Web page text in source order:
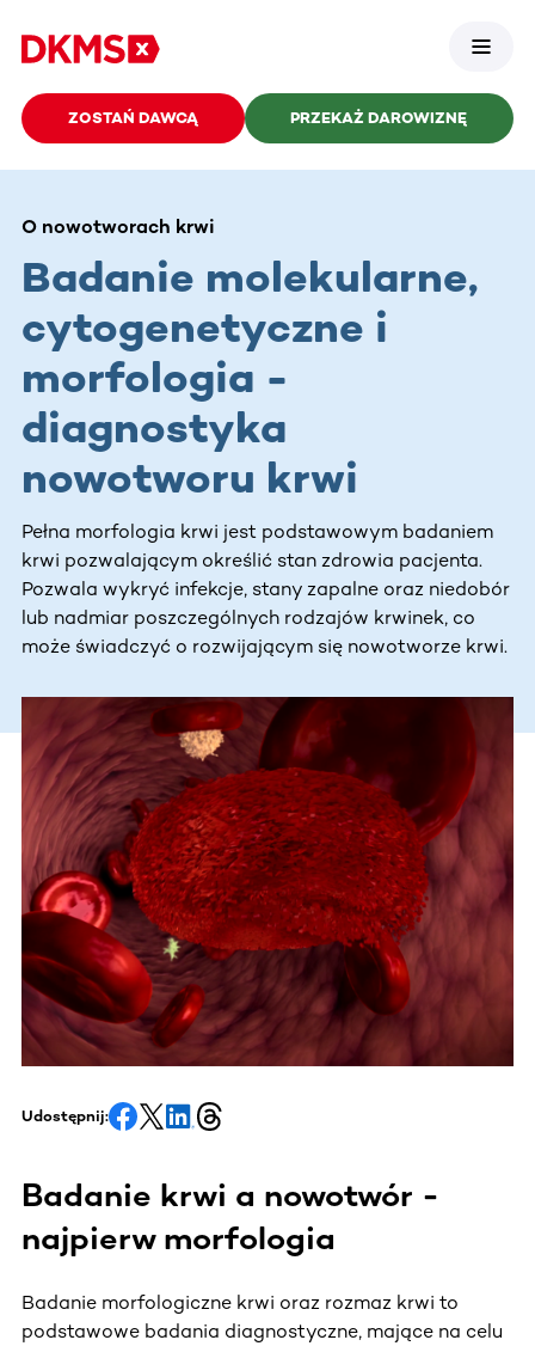
ZOSTAŃ DAWCĄ PRZEKAŻ DAROWIZNĘ
O nowotworach krwi
Badanie molekularne,
cytogenetyczne i
morfologia -
diagnostyka
nowotworu krwi
Pełna morfologia krwi jest podstawowym badaniem
krwi pozwalającym określić stan zdrowia pacjenta.
Pozwala wykryć infekcje, stany zapalne oraz niedobór
lub nadmiar poszczególnych rodzajów krwinek, co
może świadczyć o rozwijającym się nowotworze krwi.
Udostępnij:
Badanie krwi a nowotwór -
najpierw morfologia
Badanie morfologiczne krwi oraz rozmaz krwi to
podstawowe badania diagnostyczne, mające na celu